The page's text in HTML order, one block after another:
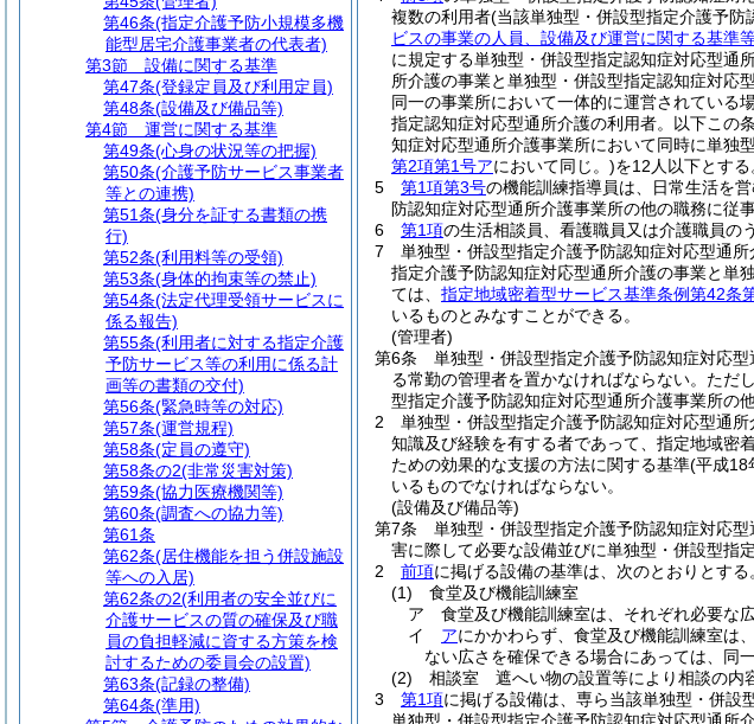
複数の利用者(当該単独型・併設型指定介護予
ビスの事業の人員、設備及び運営に関する基準
に規定する単独型・併設型指定認知症対応型通
所介護の事業と単独型・併設型指定認知症対応
同一の事業所において一体的に運営されている
指定認知症対応型通所介護の利用者。以下この
知症対応型通所介護事業所において同時に単独
第2項第1号アにおいて同じ。)を12人以下とする
5
第1項第3号の機能訓練指導員は、日常生活を
防認知症対応型通所介護事業所の他の職務に従
6
第1項の生活相談員、看護職員又は介護職員の
7
単独型・併設型指定介護予防認知症対応型通
指定介護予防認知症対応型通所介護の事業と単
ては、 指定地域密着型サービス基準条例第42条
いるものとみなすことができる。
(管理者)
第6条
単独型・併設型指定介護予防認知症対応
る常勤の管理者を置かなければならない。 ただ
型指定介護予防認知症対応型通所介護事業所の
2
単独型・併設型指定介護予防認知症対応型通
知識及び経験を有する者であって、指定地域密
ための効果的な支援の方法に関する基準(平成18
いるものでなければならない。
(設備及び備品等)
第7条
単独型・併設型指定介護予防認知症対応
害に際して必要な設備並びに単独型・併設型指
2
前項に掲げる設備の基準は、次のとおりとする
(1)
食堂及び機能訓練室
ア
食堂及び機能訓練室は、それぞれ必要な
イ
アにかかわらず、食堂及び機能訓練室は
ない広さを確保できる場合にあっては、同
(2)
相談室 遮へい物の設置等により相談の内
3
第1項に掲げる設備は、専ら当該単独型・併設
第46条(指定介護予防小規模多機
能型居宅介護事業者の代表者)
第3節
設備に関する基準
第47条(登録定員及び利用定員)
第48条(設備及び備品等)
第4節
運営に関する基準
第49条(心身の状況等の把握)
第50条(介護予防サービス事業者
等との連携)
第51条(身分を証する書類の携
行)
第52条(利用料等の受領)
第53条(身体的拘束等の禁止)
第54条(法定代理受領サービスに
係る報告)
第55条(利用者に対する指定介護
予防サービス等の利用に係る計
画等の書類の交付)
第56条(緊急時等の対応)
第57条(運営規程)
第58条(定員の遵守)
第58条の2(非常災害対策)
第59条(協力医療機関等)
第60条(調査への協力等)
第61条
第62条(居住機能を担う併設施設
等への入居)
第62条の2(利用者の安全並びに
介護サービスの質の確保及び職
員の負担軽減に資する方策を検
討するための委員会の設置)
第63条(記録の整備)
第64条(準用)